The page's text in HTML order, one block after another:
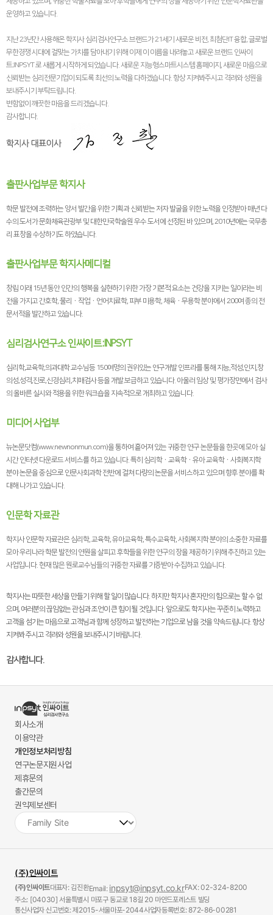
운영하고 있습니다.
지난 23년간 사용해온 학지사 심리검사연구소 브랜드가 21세기 새로운 비전, 최첨단IT 융합, 글로벌
무한경쟁 시대에 걸맞는 가치를 담아내기 위해 이제 이 이름을 내려놓고 새로운 브랜드 인싸이
트;INPSYT 로 새롭게 시작하게 되었습니다. 새로운 지능형스마트시스템 홈페이지, 새로운 마음으로
신뢰받는 심리전문기업이 되도록 최선의 노력을 다하겠습니다. 항상 지켜봐주시고 격려와 성원을
보내주시기 부탁드립니다.
변함없이 깨끗한 마음을 드리겠습니다.
감사합니다.
출판사업부문 학지사
학문 발전에 조력하는 양서 발간을 위한 기획과 신뢰받는 저자 발굴을 위한 노력을 인정받아 매년 다
수의 도서가 문화체육관광부 및 대한민국학술원 우수 도서에 선정된 바 있으며, 2010년에는 국무총
리 표창을 수상하기도 하였습니다.
출판사업부문 학지사메디컬
창립 이래 15년 동안 인간의 행복을 실현하기 위한 가장 기본적 요소는 건강을 지키는 일이라는 비
전을 가지고 간호학, 물리ㆍ작업ㆍ언어치료학, 피부 미용학, 체육ㆍ무용학 분야에서 200여 종의 전
문서적을 발간하고 있습니다.
심리검사연구소 인싸이트:INPSYT
심리학,교육학,의과대학 교수님등 150여명의 권위있는 연구개발 인프라를 통해 지능,적성,인지,창
의성,성격,진로,신경심리,치매검사 등을 개발.보급하고 있습니다. 아울러 임상 및 평가장면에서 검사
의 올바른 실시와 적용을 위한 워크숍을 지속적으로 개최하고 있습니다.
미디어 사업부
뉴논문닷컴(www.newnonmun.com)을 통하여 흩어져 있는 귀중한 연구 논문들을 한곳에 모아 실
시간 인터넷 다운로드 서비스를 하고 있습니다. 특히 심리학ㆍ교육학ㆍ유아 교육학ㆍ사회복지학
분야 논문을 중심으로 인문사회과학 전반에 걸쳐 다량의 논문을 서비스하고 있으며 향후 분야를 확
대해 나가고 있습니다.
인문학 자료관
학지사 인문학 자료관은 심리학, 교육학, 유아교육학, 특수교육학, 사회복지학 분야의 소중한 자료를
모아 우리나라 학문 발전의 연원을 살피고 후학들을 위한 연구의 장을 제공하기 위해 추진하고 있는
사업입니다. 현재 많은 원로교수님들의 귀중한 자료를 기증받아 수집하고 있습니다.
학지사는 따뜻한 세상을 만들기 위해 할 일이 많습니다. 하지만 학지사 혼자만의 힘으로는 할 수 없
으며, 여러분의 끊임없는 관심과 조언이 큰 힘이 될 것입니다. 앞으로도 학지사는 꾸준히 노력하고
고객을 섬기는 마음으로 고객님과 함께 성장하고 발전하는 기업으로 남을 것을 약속드립니다. 항상
지켜봐 주시고 격려와 성원을 보내주시기 바랍니다.
감사합니다.
회사소개
이용약관
개인정보처리방침
연구논문지원사업
제휴문의
출간문의
권익제보센터
(주)인싸이트
(주)인싸이트대표자: 김진환Email: inpsyt@inpsyt.co.krFAX: 02-324-8200
주소: [04030] 서울특별시 마포구 동교로 18길 20 마인드포레스트 빌딩
통신사업자 신고번호: 제2015-서울마포-2044사업자등록번호: 872-86-00281